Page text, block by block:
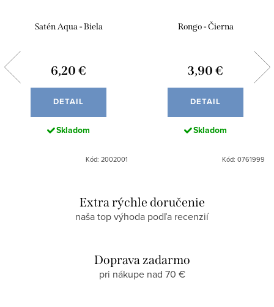
Satén Aqua - Biela
6,20 €
DETAIL
Skladom
Kód: 2002001
Rongo - Čierna
3,90 €
DETAIL
Skladom
Kód: 0761999
Extra rýchle doručenie
naša top výhoda podľa recenzií
Doprava zadarmo
pri nákupe nad 70 €